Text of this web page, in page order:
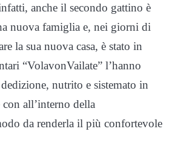
anche il secondo gattino è
nuova famiglia e, nei giorni di
la sua nuova casa, è stato in
“VolavonVailate” l’hanno
nutrito e sistemato in
all’interno della
da renderla il più confortevole